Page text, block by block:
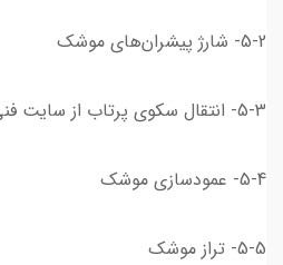
5-2- شارژ پیشران‌های موشک
5-3- انتقال سکوی پرتاب از سایت فنی به سایت پرتاب
5-4- عمودسازی موشک
5-5- تراز موشک